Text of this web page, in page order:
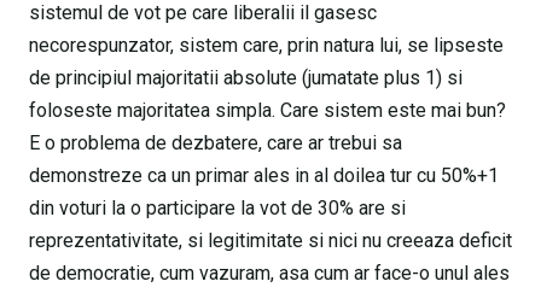
sistemul de vot pe care liberalii il gasesc
necorespunzator, sistem care, prin natura lui, se lipseste
de principiul majoritatii absolute (jumatate plus 1) si
foloseste majoritatea simpla. Care sistem este mai bun?
E o problema de dezbatere, care ar trebui sa
demonstreze ca un primar ales in al doilea tur cu 50%+1
din voturi la o participare la vot de 30% are si
reprezentativitate, si legitimitate si nici nu creeaza deficit
de democratie, cum vazuram, asa cum ar face-o unul ales